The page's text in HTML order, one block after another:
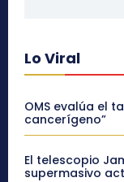
Lo Viral
OMS evalúa el
cancerígeno”
El telescopio
supermasivo